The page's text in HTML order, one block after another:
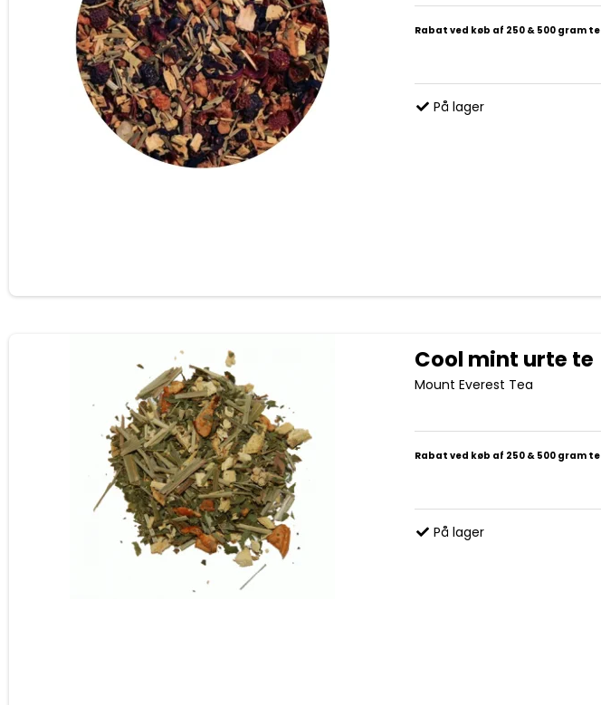
Rabat ved køb af 250 & 500 gram te
På lager
Cool mint urte te
Mount Everest Tea
Rabat ved køb af 250 & 500 gram te
På lager